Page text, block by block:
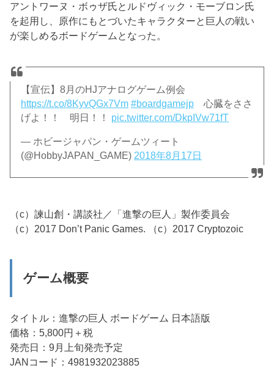
アントワーヌ・ボゥザ氏とルドヴィック・モーブロン氏
を起用し、原作にもとづいたキャラクターと巨人の戦い
が楽しめるボードゲームとなった。
【宣伝】8月のHJアナログゲーム例会
https://t.co/8KyvQGx7Vm #boardgamejp 心臓をささ
げよ！！ 明日！！ pic.twitter.com/DkpIVw71fT
— ホビージャパン・ゲームツィート
(@HobbyJAPAN_GAME) 2018年8月17日
（c）諫山創・講談社／「進撃の巨人」製作委員会
（c）2017 Don’t Panic Games. （c）2017 Cryptozoic
ゲーム概要
タイトル：進撃の巨人 ボードゲーム 日本語版
価格：5,800円＋税
発売日：9月上旬発売予定
JANコード：4981932023885